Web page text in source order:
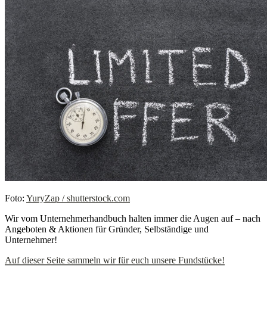
Foto: YuryZap / shutterstock.com
Wir vom Unternehmerhandbuch halten immer die Augen auf – nach
Angeboten & Aktionen für Gründer, Selbständige und
Unternehmer!
Auf dieser Seite sammeln wir für euch unsere Fundstücke!